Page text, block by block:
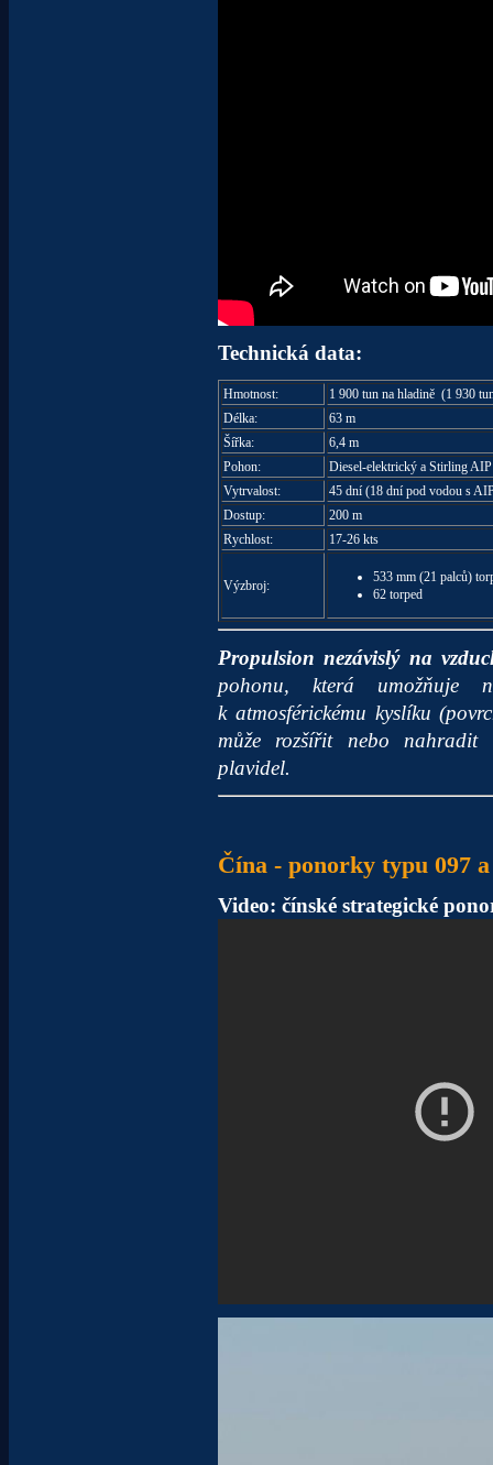
Technická data:
Hmotnost:
1 900 tun na hladině (1 930
Délka:
63 m
Šířka:
6,4 m
Pohon:
Diesel-elektrický a Stirling
Vytrvalost:
45 dní (18 dní pod vodou s
Dostup:
200 m
Rychlost:
17-26 kts
Výzbroj:
533 mm (21 palců)
62 torped
Propulsion nezávislý na
pohonu, která umožňuje
k atmosférickému kyslíku
může rozšířit nebo nahradit
plavidel.
Čína - ponorky typu 097 a
Video: čínské strategické